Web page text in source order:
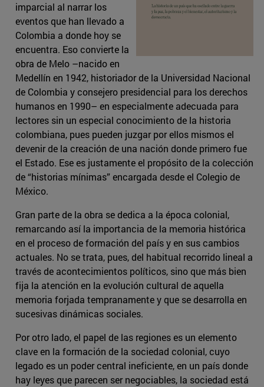
imparcial al narrar los
eventos que han llevado a
Colombia a donde hoy se
encuentra. Eso convierte la
obra de Melo –nacido en
Medellín en 1942, historiador de la Universidad Nacional
de Colombia y consejero presidencial para los derechos
humanos en 1990– en especialmente adecuada para
lectores sin un especial conocimiento de la historia
colombiana, pues pueden juzgar por ellos mismos el
devenir de la creación de una nación donde primero fue
el Estado. Ese es justamente el propósito de la colección
de “historias mínimas” encargada desde el Colegio de
México.
Gran parte de la obra se dedica a la época colonial,
remarcando así la importancia de la memoria histórica
en el proceso de formación del país y en sus cambios
actuales. No se trata, pues, del habitual recorrido lineal a
través de acontecimientos políticos, sino que más bien
fija la atención en la evolución cultural de aquella
memoria forjada tempranamente y que se desarrolla en
sucesivas dinámicas sociales.
Por otro lado, el papel de las regiones es un elemento
clave en la formación de la sociedad colonial, cuyo
legado es un poder central ineficiente, en un país donde
hay leyes que parecen ser negociables, la sociedad está